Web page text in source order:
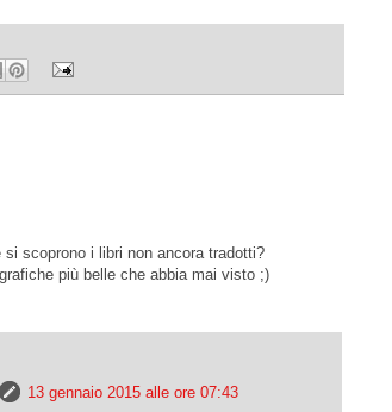
scoprono i libri non ancora tradotti?
più belle che abbia mai visto ;)
13 gennaio 2015 alle ore 07:43